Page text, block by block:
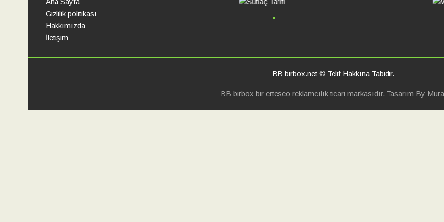
Ana Sayfa
Gizlilik politikası
Hakkımızda
İletişim
BB birbox.net © Telif Hakkına Tabidir.
BB birbox bir erteseo reklamcılık ticari markasıdır. Tasarım By